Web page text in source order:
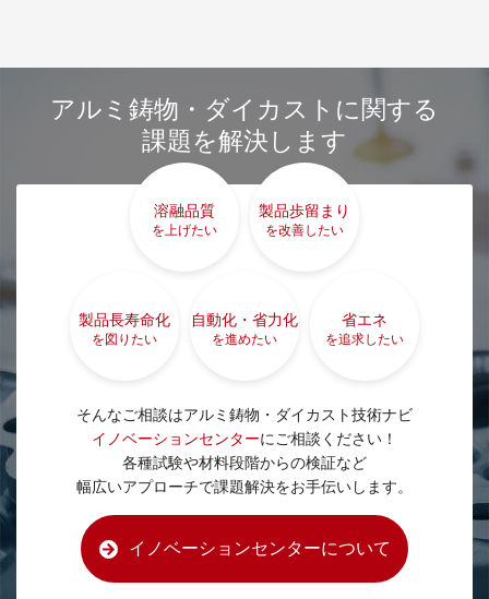
アルミ鋳物・ダイカストに関する
課題を解決します
溶融品質
を上げたい
製品歩留まり
を改善したい
製品長寿命化
を図りたい
自動化・省力化
を進めたい
省エネ
を追求したい
そんなご相談はアルミ鋳物・ダイカスト技術ナビ
イノベーションセンターにご相談ください！
各種試験や材料段階からの検証など
幅広いアプローチで課題解決をお手伝いします。
イノベーションセンターについて